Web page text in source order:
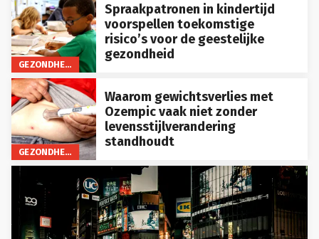
GEZONDHEID
Spraakpatronen in kindertijd
voorspellen toekomstige
risico’s voor de geestelijke
gezondheid
GEZONDHEID
Waarom gewichtsverlies met
Ozempic vaak niet zonder
levensstijlverandering
standhoudt